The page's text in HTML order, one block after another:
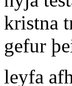
kristna
gefur
leyfa